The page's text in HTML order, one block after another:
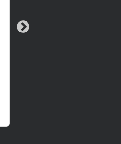
Все хорошо! Гитара